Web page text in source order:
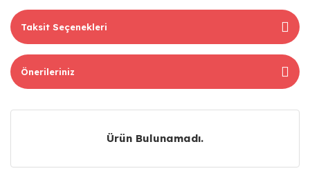
Taksit Seçenekleri
Önerileriniz
Ürün Bulunamadı.